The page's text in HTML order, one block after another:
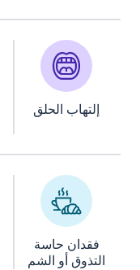
إلتهاب الحلق
فقدان حاسة
التذوق أو الشم